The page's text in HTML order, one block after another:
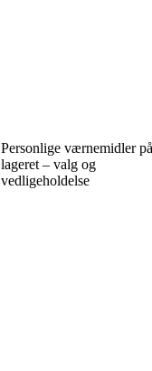
Personlige værnemidler på
lageret – valg og
vedligeholdelse